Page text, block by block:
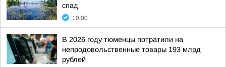
спад
10:00
В 2026 году тюменцы потратили на
непродовольственные товары 193 млрд
рублей